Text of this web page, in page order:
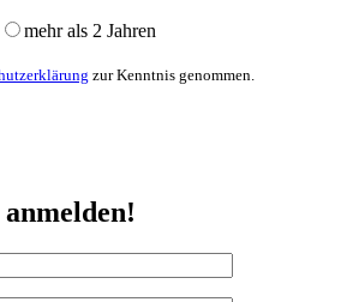
mehr als 2 Jahren
zur Kenntnis genommen.